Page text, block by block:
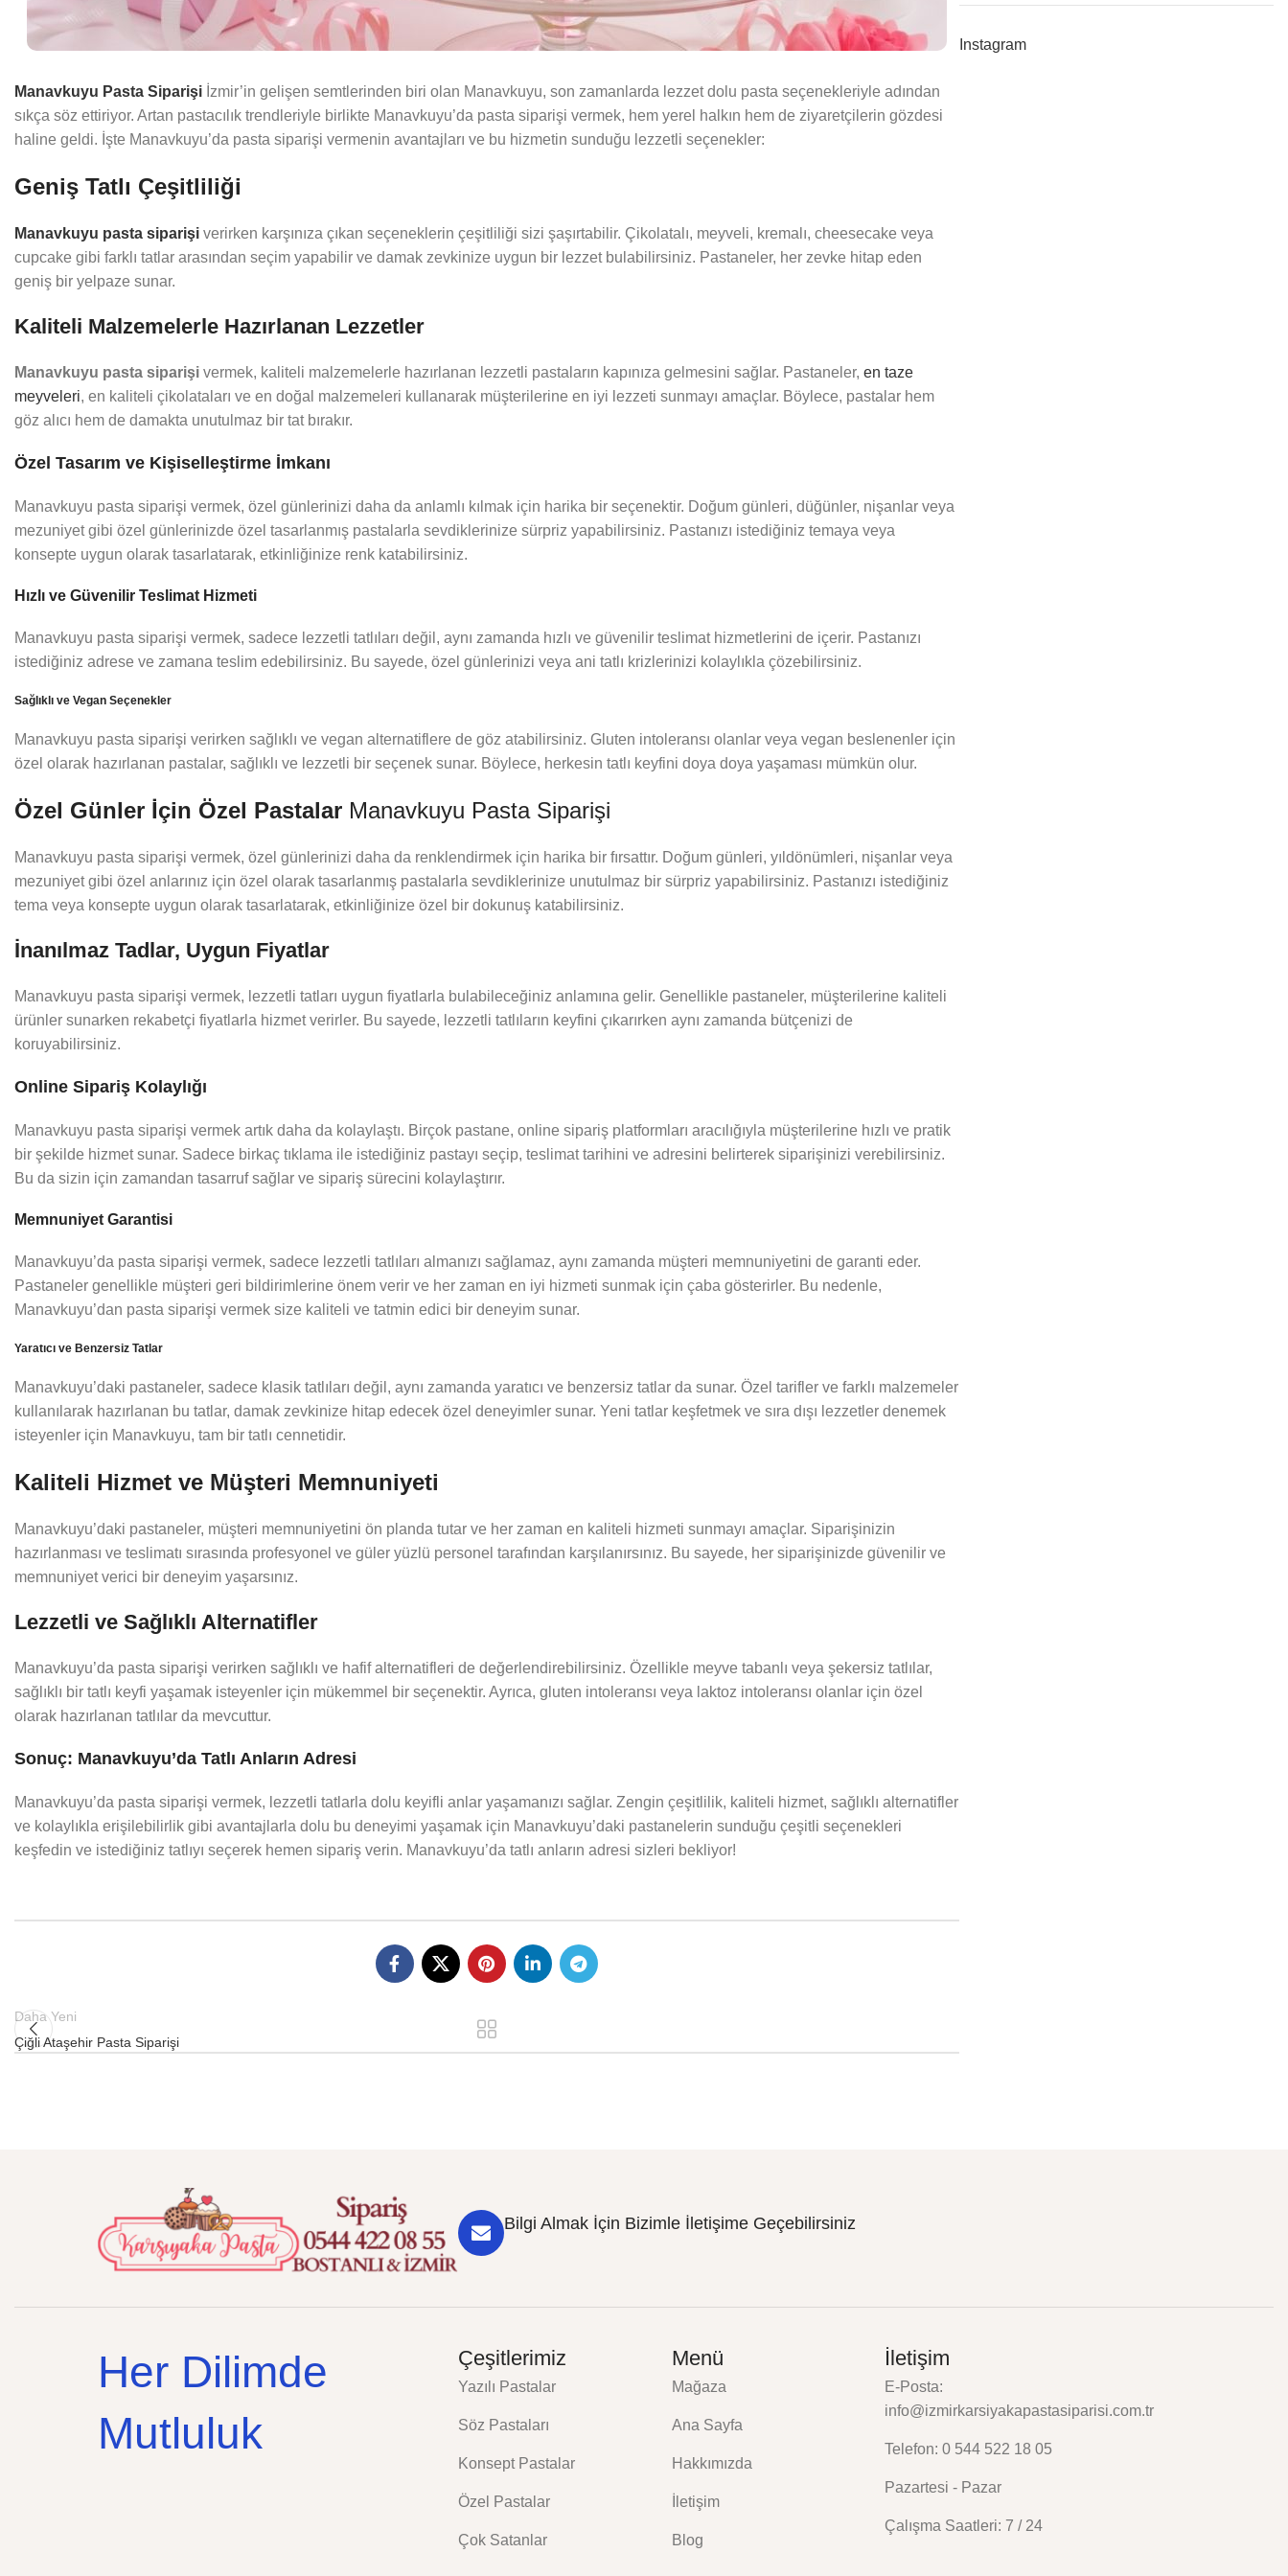
Manavkuyu Pasta Siparişi İzmir’in gelişen semtlerinden biri olan Manavkuyu, son zamanlarda lezzet dolu pasta seçenekleriyle adından
sıkça söz ettiriyor. Artan pastacılık trendleriyle birlikte Manavkuyu’da pasta siparişi vermek, hem yerel halkın hem de ziyaretçilerin gözdesi
haline geldi. İşte Manavkuyu’da pasta siparişi vermenin avantajları ve bu hizmetin sunduğu lezzetli seçenekler:
Geniş Tatlı Çeşitliliği
Manavkuyu pasta siparişi verirken karşınıza çıkan seçeneklerin çeşitliliği sizi şaşırtabilir. Çikolatalı, meyveli, kremalı, cheesecake veya
cupcake gibi farklı tatlar arasından seçim yapabilir ve damak zevkinize uygun bir lezzet bulabilirsiniz. Pastaneler, her zevke hitap eden
geniş bir yelpaze sunar.
Kaliteli Malzemelerle Hazırlanan Lezzetler
Manavkuyu pasta siparişi vermek, kaliteli malzemelerle hazırlanan lezzetli pastaların kapınıza gelmesini sağlar. Pastaneler, en taze
meyveleri, en kaliteli çikolataları ve en doğal malzemeleri kullanarak müşterilerine en iyi lezzeti sunmayı amaçlar. Böylece, pastalar hem
göz alıcı hem de damakta unutulmaz bir tat bırakır.
Özel Tasarım ve Kişiselleştirme İmkanı
Manavkuyu pasta siparişi vermek, özel günlerinizi daha da anlamlı kılmak için harika bir seçenektir. Doğum günleri, düğünler, nişanlar veya
mezuniyet gibi özel günlerinizde özel tasarlanmış pastalarla sevdiklerinize sürpriz yapabilirsiniz. Pastanızı istediğiniz temaya veya
konsepte uygun olarak tasarlatarak, etkinliğinize renk katabilirsiniz.
Hızlı ve Güvenilir Teslimat Hizmeti
Manavkuyu pasta siparişi vermek, sadece lezzetli tatlıları değil, aynı zamanda hızlı ve güvenilir teslimat hizmetlerini de içerir. Pastanızı
istediğiniz adrese ve zamana teslim edebilirsiniz. Bu sayede, özel günlerinizi veya ani tatlı krizlerinizi kolaylıkla çözebilirsiniz.
Sağlıklı ve Vegan Seçenekler
Manavkuyu pasta siparişi verirken sağlıklı ve vegan alternatiflere de göz atabilirsiniz. Gluten intoleransı olanlar veya vegan beslenenler için
özel olarak hazırlanan pastalar, sağlıklı ve lezzetli bir seçenek sunar. Böylece, herkesin tatlı keyfini doya doya yaşaması mümkün olur.
Özel Günler İçin Özel Pastalar Manavkuyu Pasta Siparişi
Manavkuyu pasta siparişi vermek, özel günlerinizi daha da renklendirmek için harika bir fırsattır. Doğum günleri, yıldönümleri, nişanlar veya
mezuniyet gibi özel anlarınız için özel olarak tasarlanmış pastalarla sevdiklerinize unutulmaz bir sürpriz yapabilirsiniz. Pastanızı istediğiniz
tema veya konsepte uygun olarak tasarlatarak, etkinliğinize özel bir dokunuş katabilirsiniz.
İnanılmaz Tadlar, Uygun Fiyatlar
Manavkuyu pasta siparişi vermek, lezzetli tatları uygun fiyatlarla bulabileceğiniz anlamına gelir. Genellikle pastaneler, müşterilerine kaliteli
ürünler sunarken rekabetçi fiyatlarla hizmet verirler. Bu sayede, lezzetli tatlıların keyfini çıkarırken aynı zamanda bütçenizi de
koruyabilirsiniz.
Online Sipariş Kolaylığı
Manavkuyu pasta siparişi vermek artık daha da kolaylaştı. Birçok pastane, online sipariş platformları aracılığıyla müşterilerine hızlı ve pratik
bir şekilde hizmet sunar. Sadece birkaç tıklama ile istediğiniz pastayı seçip, teslimat tarihini ve adresini belirterek siparişinizi verebilirsiniz.
Bu da sizin için zamandan tasarruf sağlar ve sipariş sürecini kolaylaştırır.
Memnuniyet Garantisi
Manavkuyu’da pasta siparişi vermek, sadece lezzetli tatlıları almanızı sağlamaz, aynı zamanda müşteri memnuniyetini de garanti eder.
Pastaneler genellikle müşteri geri bildirimlerine önem verir ve her zaman en iyi hizmeti sunmak için çaba gösterirler. Bu nedenle,
Manavkuyu’dan pasta siparişi vermek size kaliteli ve tatmin edici bir deneyim sunar.
Yaratıcı ve Benzersiz Tatlar
Manavkuyu’daki pastaneler, sadece klasik tatlıları değil, aynı zamanda yaratıcı ve benzersiz tatlar da sunar. Özel tarifler ve farklı malzemeler
kullanılarak hazırlanan bu tatlar, damak zevkinize hitap edecek özel deneyimler sunar. Yeni tatlar keşfetmek ve sıra dışı lezzetler denemek
isteyenler için Manavkuyu, tam bir tatlı cennetidir.
Kaliteli Hizmet ve Müşteri Memnuniyeti
Manavkuyu’daki pastaneler, müşteri memnuniyetini ön planda tutar ve her zaman en kaliteli hizmeti sunmayı amaçlar. Siparişinizin
hazırlanması ve teslimatı sırasında profesyonel ve güler yüzlü personel tarafından karşılanırsınız. Bu sayede, her siparişinizde güvenilir ve
memnuniyet verici bir deneyim yaşarsınız.
Lezzetli ve Sağlıklı Alternatifler
Manavkuyu’da pasta siparişi verirken sağlıklı ve hafif alternatifleri de değerlendirebilirsiniz. Özellikle meyve tabanlı veya şekersiz tatlılar,
sağlıklı bir tatlı keyfi yaşamak isteyenler için mükemmel bir seçenektir. Ayrıca, gluten intoleransı veya laktoz intoleransı olanlar için özel
olarak hazırlanan tatlılar da mevcuttur.
Sonuç: Manavkuyu’da Tatlı Anların Adresi
Manavkuyu’da pasta siparişi vermek, lezzetli tatlarla dolu keyifli anlar yaşamanızı sağlar. Zengin çeşitlilik, kaliteli hizmet, sağlıklı alternatifler
ve kolaylıkla erişilebilirlik gibi avantajlarla dolu bu deneyimi yaşamak için Manavkuyu’daki pastanelerin sunduğu çeşitli seçenekleri
keşfedin ve istediğiniz tatlıyı seçerek hemen sipariş verin. Manavkuyu’da tatlı anların adresi sizleri bekliyor!
Daha Yeni
Çiğli Ataşehir Pasta Siparişi
Instagram
Bilgi Almak İçin Bizimle İletişime Geçebilirsiniz
Her Dilimde
Mutluluk
Çeşitlerimiz
Yazılı Pastalar
Söz Pastaları
Konsept Pastalar
Özel Pastalar
Çok Satanlar
Menü
Mağaza
Ana Sayfa
Hakkımızda
İletişim
Blog
İletişim
E-Posta:
info@izmirkarsiyakapastasiparisi.com.tr
Telefon: 0 544 522 18 05
Pazartesi - Pazar
Çalışma Saatleri: 7 / 24